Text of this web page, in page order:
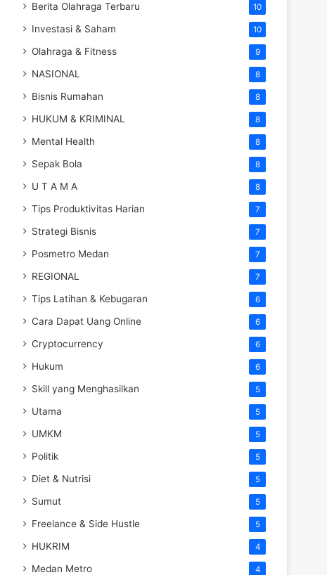
Berita Olahraga Terbaru 10
Investasi & Saham 10
Olahraga & Fitness 9
NASIONAL 8
Bisnis Rumahan 8
HUKUM & KRIMINAL 8
Mental Health 8
Sepak Bola 8
U T A M A 8
Tips Produktivitas Harian 7
Strategi Bisnis 7
Posmetro Medan 7
REGIONAL 7
Tips Latihan & Kebugaran 6
Cara Dapat Uang Online 6
Cryptocurrency 6
Hukum 6
Skill yang Menghasilkan 5
Utama 5
UMKM 5
Politik 5
Diet & Nutrisi 5
Sumut 5
Freelance & Side Hustle 5
HUKRIM 4
Medan Metro 4